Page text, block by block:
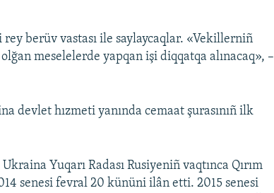
berüv vastası ile saylaycaqlar. «Vekillerniñ
meselelerde yapqan işi diqqatqa alınacaq», –
devlet hızmeti yanında cemaat şurasınıñ ilk
Yuqarı Radası Rusiyeniñ vaqtınca Qırım
senesi fevral 20 kününi ilân etti. 2015 senesi